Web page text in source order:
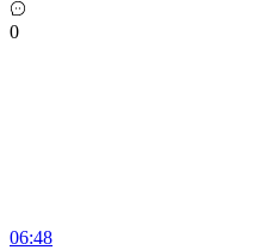
0
06:48